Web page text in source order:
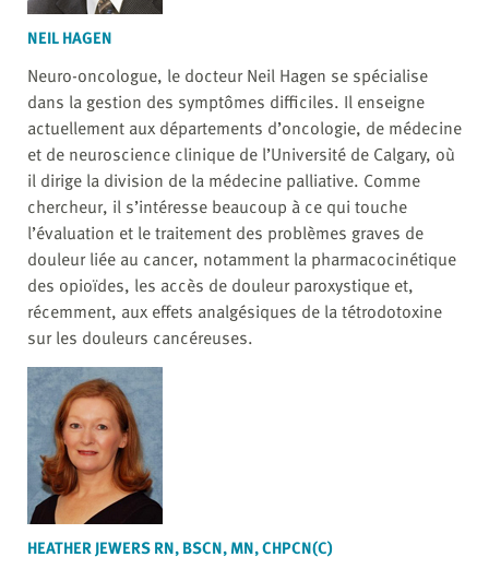
NEIL HAGEN
Neuro-oncologue, le docteur Neil Hagen se spécialise
dans la gestion des symptômes difficiles. Il enseigne
actuellement aux départements d’oncologie, de médecine
et de neuroscience clinique de l’Université de Calgary, où
il dirige la division de la médecine palliative. Comme
chercheur, il s’intéresse beaucoup à ce qui touche
l’évaluation et le traitement des problèmes graves de
douleur liée au cancer, notamment la pharmacocinétique
des opioïdes, les accès de douleur paroxystique et,
récemment, aux effets analgésiques de la tétrodotoxine
sur les douleurs cancéreuses.
HEATHER JEWERS RN, BSCN, MN, CHPCN(C)